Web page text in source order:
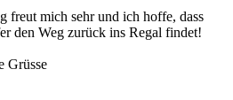
freut mich sehr und ich hoffe, dass
den Weg zurück ins Regal findet!
Grüsse